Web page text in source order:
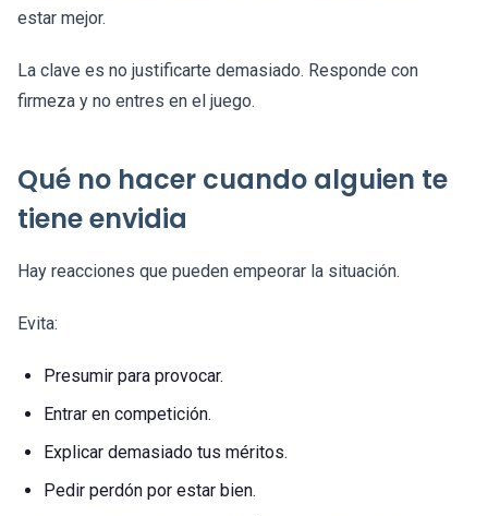
estar mejor.
La clave es no justificarte demasiado. Responde con
firmeza y no entres en el juego.
Qué no hacer cuando alguien te
tiene envidia
Hay reacciones que pueden empeorar la situación.
Evita:
Presumir para provocar.
Entrar en competición.
Explicar demasiado tus méritos.
Pedir perdón por estar bien.